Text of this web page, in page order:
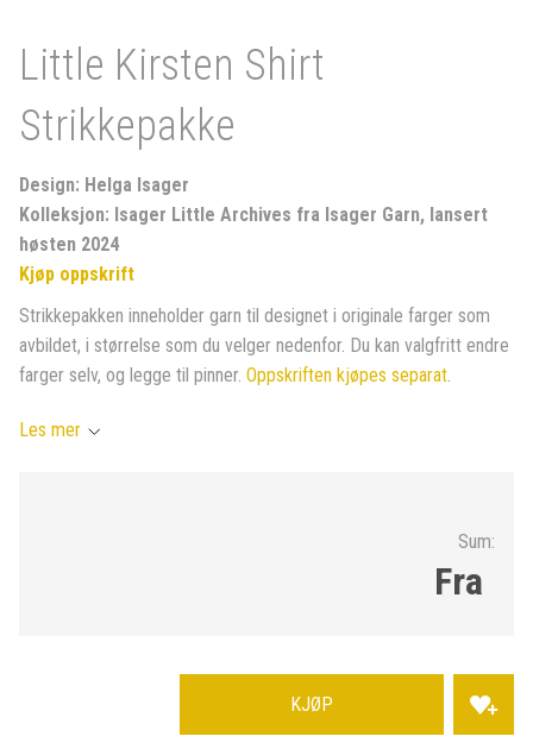
Little Kirsten Shirt
Strikkepakke
Design: Helga Isager
Kolleksjon: Isager Little Archives fra Isager Garn, lansert
høsten 2024
Kjøp oppskrift
Strikkepakken inneholder garn til designet i originale farger som
avbildet, i størrelse som du velger nedenfor. Du kan valgfritt endre
farger selv, og legge til pinner. Oppskriften kjøpes separat.
Les mer
Sum:
Fra
KJØP